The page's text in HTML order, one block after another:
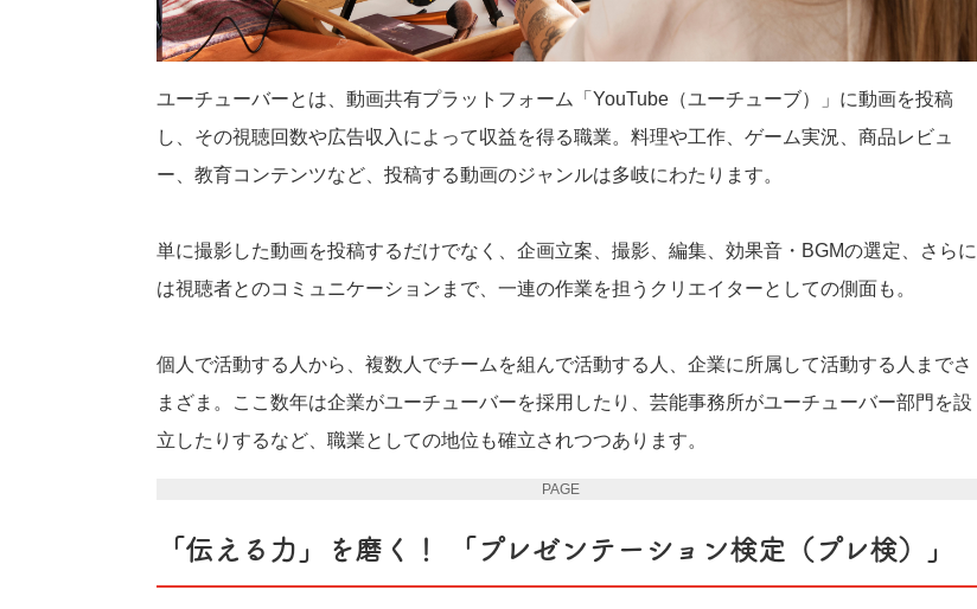
ユーチューバーとは、動画共有プラットフォーム「YouTube（ユーチューブ）」に動画を投稿
し、その視聴回数や広告収入によって収益を得る職業。料理や工作、ゲーム実況、商品レビュ
ー、教育コンテンツなど、投稿する動画のジャンルは多岐にわたります。
単に撮影した動画を投稿するだけでなく、企画立案、撮影、編集、効果音・BGMの選定、さらに
は視聴者とのコミュニケーションまで、一連の作業を担うクリエイターとしての側面も。
個人で活動する人から、複数人でチームを組んで活動する人、企業に所属して活動する人までさ
まざま。ここ数年は企業がユーチューバーを採用したり、芸能事務所がユーチューバー部門を設
立したりするなど、職業としての地位も確立されつつあります。
PAGE 2
「伝える力」を磨く！ 「プレゼンテーション検定（プレ検）」